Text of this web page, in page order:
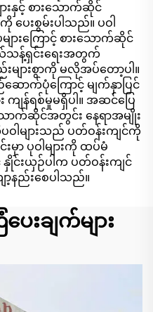
ားနှင့် စားသောက်ဆိုင်
ေးစွမ်းပါသည်။ ပဝါ
ျားကြောင့် စားသောက်ဆိုင်
သန့်ရှင်းရေးအတွက်
းများစွာကို မလိုအပ်တော့ပါ။
ောက်ပုံကြောင့် မျက်နှာပြင်
း ကျန်ရစ်မှုမရှိပါ။ အဆင်ပြေ
ောက်ဆိုင်အတွင်း နေရာအမျိုး
ါများသည် ပတ်ဝန်းကျင်ကို
မှာ ပုဝါများကို ထပ်မံ
င်းယှဉ်ပါက ပတ်ဝန်းကျင်
ာ့နည်းစေပါသည်။
ချက်များ